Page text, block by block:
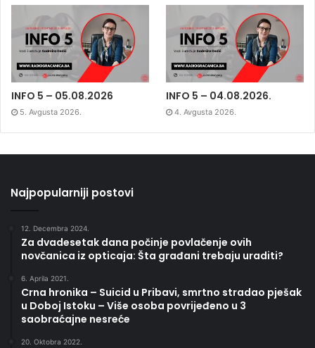
INFO 5 – 05.08.2026
5. Avgusta 2026.
INFO 5 – 04.08.2026.
4. Avgusta 2026.
Najpopularniji postovi
12. Decembra 2024.
Za dvadesetak dana počinje povlačenje ovih
novčanica iz opticaja: Šta građani trebaju uraditi?
6. Aprila 2021.
Crna hronika – Suicid u Pribavi, smrtno stradao pješak
u Doboj Istoku – Više osoba povrijeđeno u 3
saobraćajne nesreće
20. Oktobra 2022.